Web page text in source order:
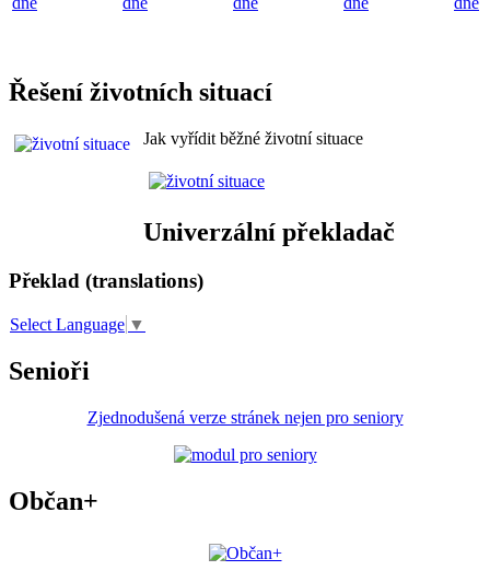
Řešení životních situací
Jak vyřídit běžné životní situace
Univerzální překladač
Překlad (translations)
Select Language ▼
Senioři
Zjednodušená verze stránek nejen pro seniory
Občan+